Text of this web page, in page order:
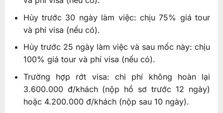
Hủy trước 30 ngày làm việc: chịu 75% giá tour
và phí visa (nếu có).
Hủy trước 25 ngày làm việc và sau mốc này: chịu
100% giá tour và phí visa (nếu có).
Trường hợp rớt visa: chi phí không hoàn lại
3.600.000 đ/khách (nộp hồ sơ trước 12 ngày)
hoặc 4.200.000 đ/khách (nộp sau 10 ngày).